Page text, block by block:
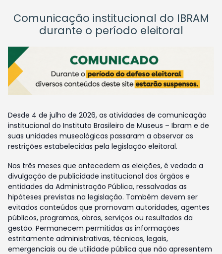
Comunicação institucional do IBRAM
durante o período eleitoral
Desde 4 de julho de 2026, as atividades de comunicação
institucional do Instituto Brasileiro de Museus – Ibram e de
suas unidades museológicas passaram a observar as
restrições estabelecidas pela legislação eleitoral.
Nos três meses que antecedem as eleições, é vedada a
divulgação de publicidade institucional dos órgãos e
entidades da Administração Pública, ressalvadas as
hipóteses previstas na legislação. Também devem ser
evitados conteúdos que promovam autoridades, agentes
públicos, programas, obras, serviços ou resultados da
gestão. Permanecem permitidas as informações
estritamente administrativas, técnicas, legais,
emergenciais ou de utilidade pública que não apresentem